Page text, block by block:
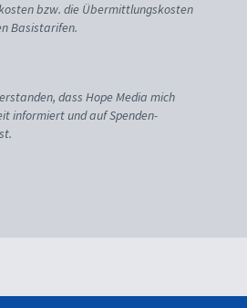
bzw. die Übermittlungskosten
Basistarifen.
dass Hope Media mich
informiert und auf Spenden-